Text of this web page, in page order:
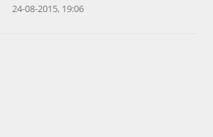
24-08-2015, 19:06